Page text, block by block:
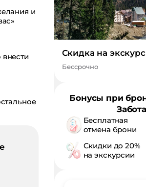
и
Скидка на
Бессрочно
Бонусы при
Бесплатная
отмена брони
Скидки до 20%
на экскурсии